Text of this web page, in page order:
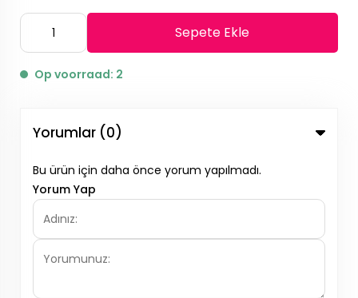
Sepete Ekle
Op voorraad: 2
Yorumlar (0)
Bu ürün için daha önce yorum yapılmadı.
Yorum Yap